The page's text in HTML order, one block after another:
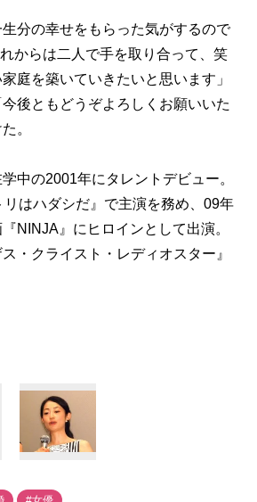
分の幸せをもらった気がするので
からは二人で手を取り合って、笑
庭を築いていきたいと思います」
後ともどうぞよろしくお願いいた
。
中の2001年にタレントデビュー。
はハダシだ』で主演を務め、09年
NINJA』にヒロインとして出演。
・クライスト・レディオスター』